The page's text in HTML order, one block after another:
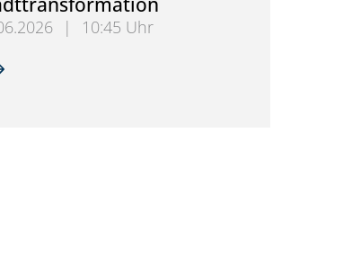
|
10:45 Uhr
im Master-Seminar: Die BUGA 2031